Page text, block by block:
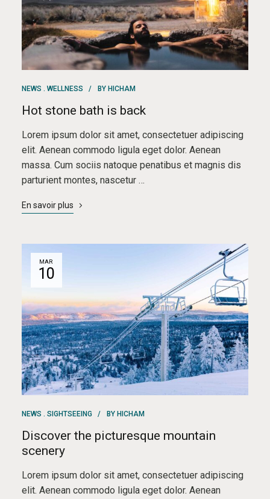
NEWS WELLNESS BY HICHAM
Hot stone bath is back
Lorem ipsum dolor sit amet, consectetuer adipiscing
elit. Aenean commodo ligula eget dolor. Aenean
massa. Cum sociis natoque penatibus et magnis dis
parturient montes, nascetur …
En savoir plus
MAR
10
NEWS SIGHTSEEING BY HICHAM
Discover the picturesque mountain
scenery
Lorem ipsum dolor sit amet, consectetuer adipiscing
elit. Aenean commodo ligula eget dolor. Aenean